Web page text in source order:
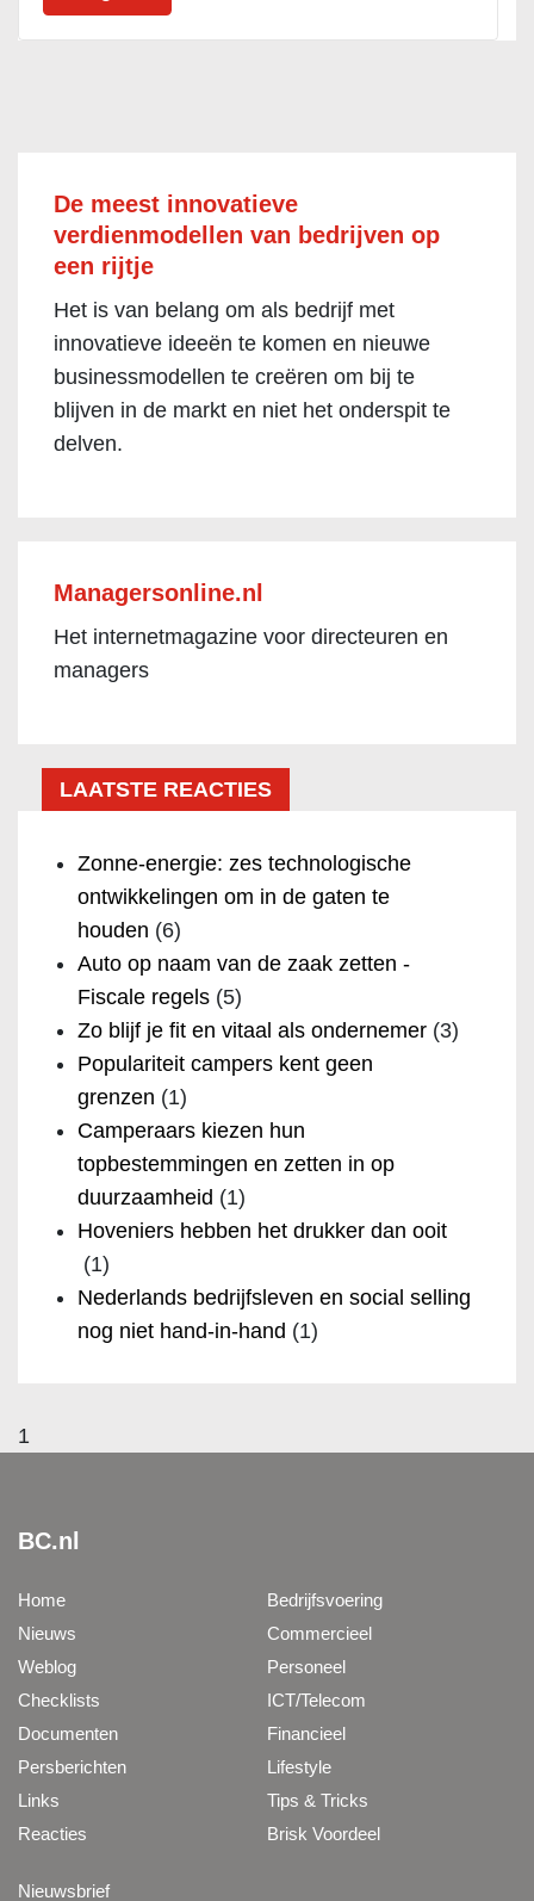
De meest innovatieve
verdienmodellen van bedrijven op
een rijtje
Het is van belang om als bedrijf met
innovatieve ideeën te komen en nieuwe
businessmodellen te creëren om bij te
blijven in de markt en niet het onderspit te
delven.
Managersonline.nl
Het internetmagazine voor directeuren en
managers
LAATSTE REACTIES
Zonne-energie: zes technologische
ontwikkelingen om in de gaten te
houden (6)
Auto op naam van de zaak zetten -
Fiscale regels (5)
Zo blijf je fit en vitaal als ondernemer (3)
Populariteit campers kent geen
grenzen (1)
Camperaars kiezen hun
topbestemmingen en zetten in op
duurzaamheid (1)
Hoveniers hebben het drukker dan ooit
(1)
Nederlands bedrijfsleven en social selling
nog niet hand-in-hand (1)
1
BC.nl
Home
Nieuws
Weblog
Checklists
Documenten
Persberichten
Links
Reacties
Bedrijfsvoering
Commercieel
Personeel
ICT/Telecom
Financieel
Lifestyle
Tips & Tricks
Brisk Voordeel
Nieuwsbrief